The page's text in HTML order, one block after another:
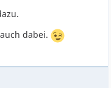
dabei.